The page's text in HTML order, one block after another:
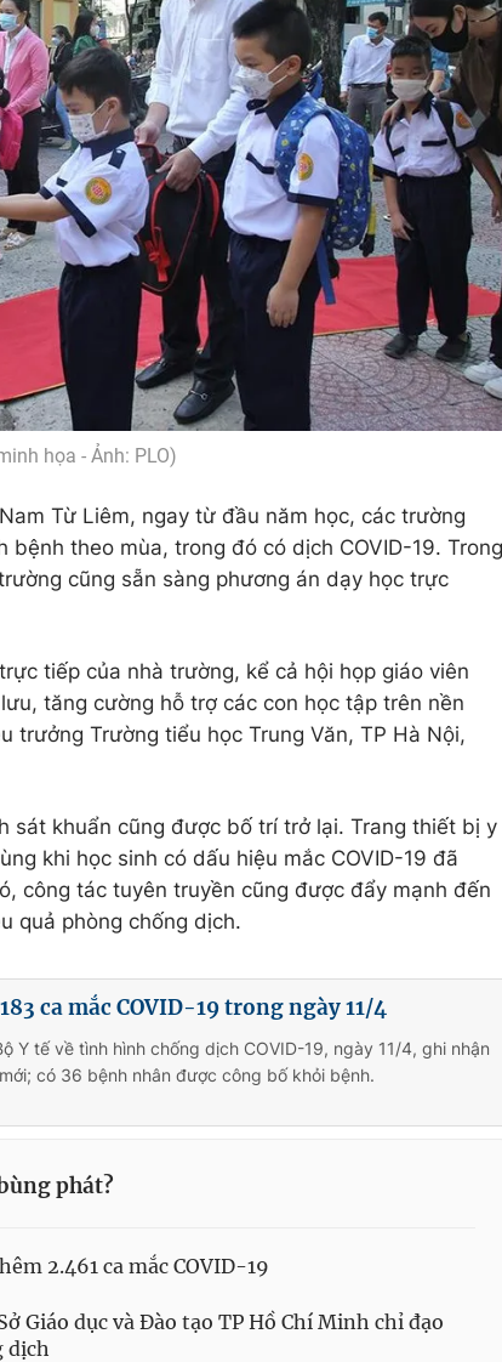
họa - Ảnh: PLO)
Từ Liêm, ngay từ đầu năm học, các trường
theo mùa, trong đó có dịch COVID-19. Trong
cũng sẵn sàng phương án dạy học trực
tiếp của nhà trường, kể cả hội họp giáo viên
tăng cường hỗ trợ các con học tập trên nền
trưởng Trường tiểu học Trung Văn, TP Hà Nội,
sát khuẩn cũng được bố trí trở lại. Trang thiết bị y
khi học sinh có dấu hiệu mắc COVID-19 đã
công tác tuyên truyền cũng được đẩy mạnh đến
quả phòng chống dịch.
ca mắc COVID-19 trong ngày 11/4
Y tế về tình hình chống dịch COVID-19, ngày 11/4, ghi nhận
có 36 bệnh nhân được công bố khỏi bệnh.
phát?
2.461 ca mắc COVID-19
Giáo dục và Đào tạo TP Hồ Chí Minh chỉ đạo
dịch